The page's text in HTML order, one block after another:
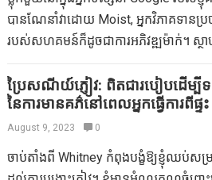
ដែលបានជួបក្មេងដែលមិនចូលចិត្តខ្ញុំ (ហិកត
ប្រើខ្សែក្រវ៉ាត់មួយ។ ចុះ​អ្នក​វិញ? តើសម្លៀក
ពេលណាដែលអ្នកចង់មើលទៅអស្ចារ្យ? តើពួក
ទេ?
បានណែនាំវាដោយ Moist, អ្នកវិភាគទានប្រច
របស់សហគមន៍ក៏ដូចជាការអភិវឌ្ឍម៉ាក់។ ស្ថាប
as well as fellow developing
ប្រៃសណីយ៍ភ្ញៀវ: ពិតជារបៀបដើម្
នៃការមានគភ៌នៅពេលអ្នកធ្វើការពីផ្ទះ
August 9, 2023 0
ចាប់តាំងពី Whitney កំពុងបង្ខំឱ្យខ្ញុំឈប់ស